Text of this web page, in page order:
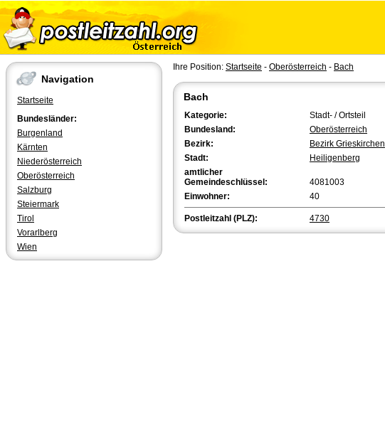
Navigation
Startseite
Bundesländer:
Burgenland
Kärnten
Niederösterreich
Oberösterreich
Salzburg
Steiermark
Tirol
Vorarlberg
Wien
Ihre Position: Startseite - Oberösterreich - Bach
Bach
Kategorie:
Stadt- / Ortsteil
Bundesland:
Oberösterreich
Bezirk:
Bezirk Grieskirchen
Stadt:
Heiligenberg
amtlicher
Gemeindeschlüssel:
4081003
Einwohner:
40
Postleitzahl (PLZ): 4730